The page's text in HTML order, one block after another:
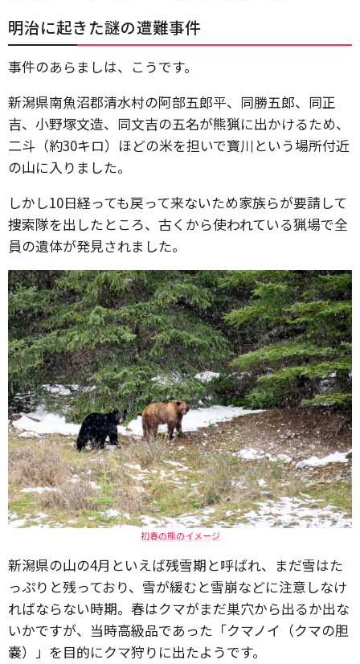
明治に起きた謎の遭難事件
事件のあらましは、こうです。
新潟県南魚沼郡清水村の阿部五郎平、同勝五郎、同正
吉、小野塚文造、同文吉の五名が熊猟に出かけるため、
二斗（約30キロ）ほどの米を担いで寶川という場所付近
の山に入りました。
しかし10日経っても戻って来ないため家族らが要請して
捜索隊を出したところ、古くから使われている猟場で全
員の遺体が発見されました。
初春の熊のイメージ
新潟県の山の4月といえば残雪期と呼ばれ、まだ雪はた
っぷりと残っており、雪が緩むと雪崩などに注意しなけ
ればならない時期。春はクマがまだ巣穴から出るか出な
いかですが、当時高級品であった「クマノイ（クマの胆
嚢）」を目的にクマ狩りに出たようです。